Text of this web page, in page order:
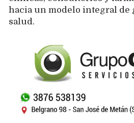
hacia un modelo integral de
salud.